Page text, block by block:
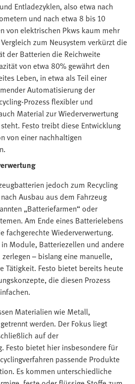
Entladezyklen, also etwa nach
und nach etwa 8 bis 10
von elektrischen Pkws kaum mehr
zum Neusystem verkürzt die
der Batterien die Reichweite
von etwa 80% gewährt den
Leben, in etwa als Teil einer
Automatisierung der
Prozess flexibler und
Material zur Wiederverwertung
Festo treibt diese Entwicklung
von einer nachhaltigen
jedoch zum Recycling
Ausbau aus dem Fahrzeug
„Batteriefarmen“ oder
Am Ende eines Batterielebens
fachgerechte Wiederverwertung.
Module, Batteriezellen und andere
– bislang eine manuelle,
Tätigkeit. Festo bietet bereits heute
die diesen Prozess
Materialien wie Metall,
werden. Der Fokus liegt
auf der
Festo bietet hier insbesondere für
passende Produkte
Es kommen unterschiedliche